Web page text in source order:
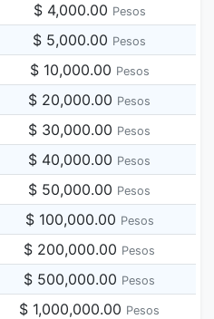
$ 4,000.00 Pesos
$ 5,000.00 Pesos
$ 10,000.00 Pesos
$ 20,000.00 Pesos
$ 30,000.00 Pesos
$ 40,000.00 Pesos
$ 50,000.00 Pesos
$ 100,000.00 Pesos
$ 200,000.00 Pesos
$ 500,000.00 Pesos
$ 1,000,000.00 Pesos